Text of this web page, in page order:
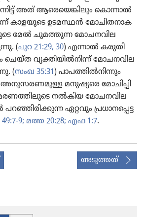
അത്‌ ആരെ​യെ​ങ്കി​ലും കൊന്നാൽ
കാളയു​ടെ ഉടമസ്ഥൻ മോചി​ത​നാ​ക​
മേൽ ചുമത്തുന്ന മോച​ന​വില
(പുറ 21:29, 30) എന്നാൽ കരുതി​
ചെയ്‌ത വ്യക്തി​യിൽനിന്ന്‌ മോച​ന​വില
(സംഖ 35:31) പാപത്തിൽനി​ന്നും
അനുസ​ര​ണ​മുള്ള മനുഷ്യ​രെ മോചി​പ്പി​
നൽകിയ മോച​ന​വി​ല​
ഏറ്റവും പ്രധാ​ന​പ്പെട്ട
9; മത്ത 20:28; എഫ 1:7.
അടുത്തത്